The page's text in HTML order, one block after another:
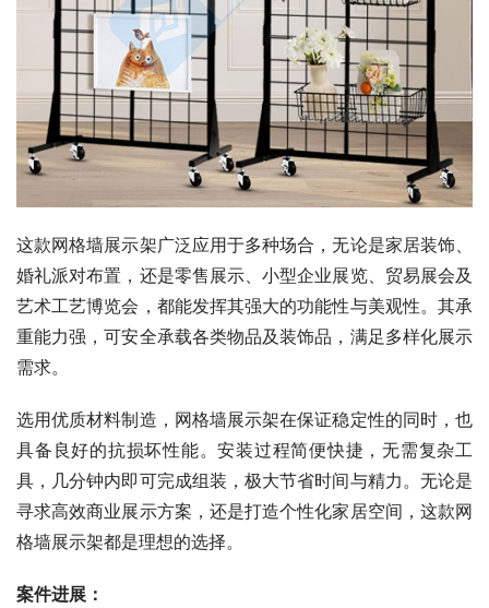
这款网格墙展示架广泛应用于多种场合，无论是家居装饰、
婚礼派对布置，还是零售展示、小型企业展览、贸易展会及
艺术工艺博览会，都能发挥其强大的功能性与美观性。其承
重能力强，可安全承载各类物品及装饰品，满足多样化展示
需求。
选用优质材料制造，网格墙展示架在保证稳定性的同时，也
具备良好的抗损坏性能。安装过程简便快捷，无需复杂工
具，几分钟内即可完成组装，极大节省时间与精力。无论是
寻求高效商业展示方案，还是打造个性化家居空间，这款网
格墙展示架都是理想的选择。
案件进展：